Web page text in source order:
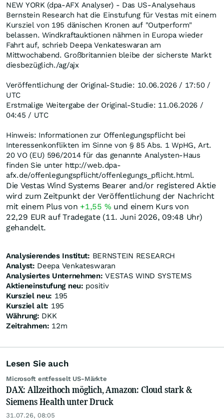
NEW YORK (dpa-AFX Analyser) - Das US-Analysehaus
Bernstein Research hat die Einstufung für Vestas mit einem
Kursziel von 195 dänischen Kronen auf "Outperform"
belassen. Windkraftauktionen nähmen in Europa wieder
Fahrt auf, schrieb Deepa Venkateswaran am
Mittwochabend. Großbritannien bleibe der sicherste Markt
diesbezüglich./ag/ajx
Veröffentlichung der Original-Studie: 10.06.2026 / 17:50 /
UTC
Erstmalige Weitergabe der Original-Studie: 11.06.2026 /
04:45 / UTC
Hinweis: Informationen zur Offenlegungspflicht bei
Interessenkonflikten im Sinne von § 85 Abs. 1 WpHG, Art.
20 VO (EU) 596/2014 für das genannte Analysten-Haus
finden Sie unter http://web.dpa-
afx.de/offenlegungspflicht/offenlegungs_pflicht.html.
Die Vestas Wind Systems Bearer and/or registered Aktie
wird zum Zeitpunkt der Veröffentlichung der Nachricht
mit einem Plus von +1,55 % und einem Kurs von
22,29 EUR auf Tradegate (11. Juni 2026, 09:48 Uhr)
gehandelt.
Analysierendes Institut: BERNSTEIN RESEARCH
Analyst: Deepa Venkateswaran
Analysiertes Unternehmen: VESTAS WIND SYSTEMS
Aktieneinstufung neu: positiv
Kursziel neu: 195
Kursziel alt: 195
Währung: DKK
Zeitrahmen: 12m
Lesen Sie auch
Microsoft entfesselt US-Märkte
DAX: Allzeithoch möglich, Amazon: Cloud stark &
Siemens Health unter Druck
31.07.26, 08:05